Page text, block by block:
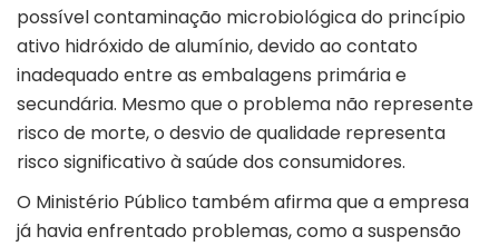
possível contaminação microbiológica do princípio
ativo hidróxido de alumínio, devido ao contato
inadequado entre as embalagens primária e
secundária. Mesmo que o problema não represente
risco de morte, o desvio de qualidade representa
risco significativo à saúde dos consumidores.
O Ministério Público também afirma que a empresa
já havia enfrentado problemas, como a suspensão